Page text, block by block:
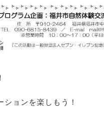
ョンを楽しもう！